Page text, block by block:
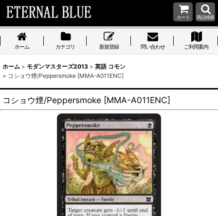
カート 商品検索
ホーム カテゴリ 新規登録 問い合わせ ご利用案内
ホーム > モダンマスターズ2013 > 英語 コモン
> コショウ煙/Peppersmoke [MMA-A011ENC]
コショウ煙/Peppersmoke [MMA-A011ENC]